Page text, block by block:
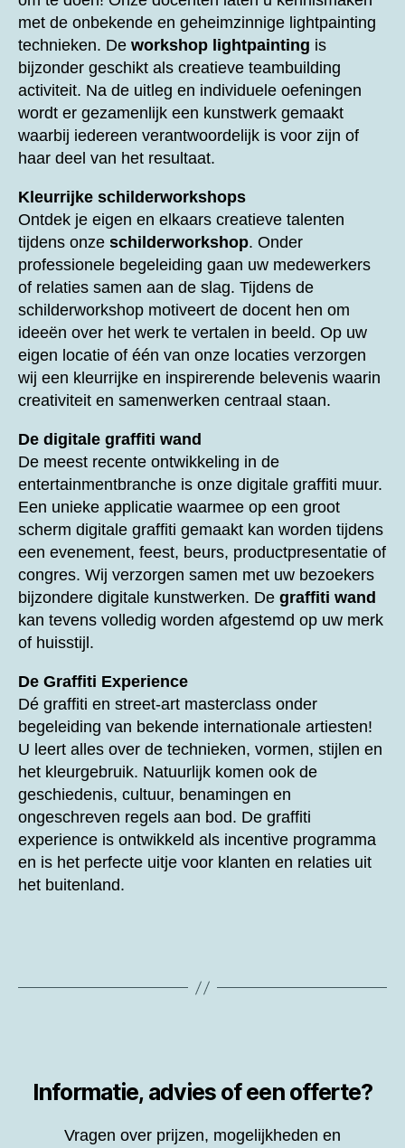
met de onbekende en geheimzinnige lightpainting
technieken. De workshop lightpainting is
bijzonder geschikt als creatieve teambuilding
activiteit. Na de uitleg en individuele oefeningen
wordt er gezamenlijk een kunstwerk gemaakt
waarbij iedereen verantwoordelijk is voor zijn of
haar deel van het resultaat.
Kleurrijke schilderworkshops
Ontdek je eigen en elkaars creatieve talenten
tijdens onze schilderworkshop. Onder
professionele begeleiding gaan uw medewerkers
of relaties samen aan de slag. Tijdens de
schilderworkshop motiveert de docent hen om
ideeën over het werk te vertalen in beeld. Op uw
eigen locatie of één van onze locaties verzorgen
wij een kleurrijke en inspirerende belevenis waarin
creativiteit en samenwerken centraal staan.
De digitale graffiti wand
De meest recente ontwikkeling in de
entertainmentbranche is onze digitale graffiti muur.
Een unieke applicatie waarmee op een groot
scherm digitale graffiti gemaakt kan worden tijdens
een evenement, feest, beurs, productpresentatie of
congres. Wij verzorgen samen met uw bezoekers
bijzondere digitale kunstwerken. De graffiti wand
kan tevens volledig worden afgestemd op uw merk
of huisstijl.
De Graffiti Experience
Dé graffiti en street-art masterclass onder
begeleiding van bekende internationale artiesten!
U leert alles over de technieken, vormen, stijlen en
het kleurgebruik. Natuurlijk komen ook de
geschiedenis, cultuur, benamingen en
ongeschreven regels aan bod. De graffiti
experience is ontwikkeld als incentive programma
en is het perfecte uitje voor klanten en relaties uit
het buitenland.
Informatie, advies of een offerte?
Vragen over prijzen, mogelijkheden en